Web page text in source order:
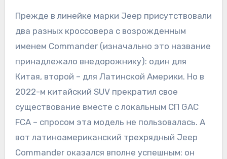
Прежде в линейке марки Jeep присутствовали
два разных кроссовера с возрожденным
именем Commander (изначально это название
принадлежало внедорожнику): один для
Китая, второй – для Латинской Америки. Но в
2022-м китайский SUV прекратил свое
существование вместе с локальным СП GAC
FCA – спросом эта модель не пользовалась. А
вот латиноамериканский трехрядный Jeep
Commander оказался вполне успешным: он